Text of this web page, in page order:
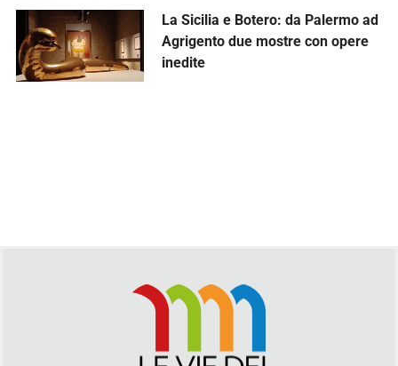
La Sicilia e Botero: da Palermo ad
Agrigento due mostre con opere
inedite